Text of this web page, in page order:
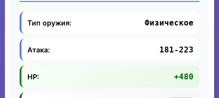
Тип оружия: Физическое
Атака: 181-223
HP: +480